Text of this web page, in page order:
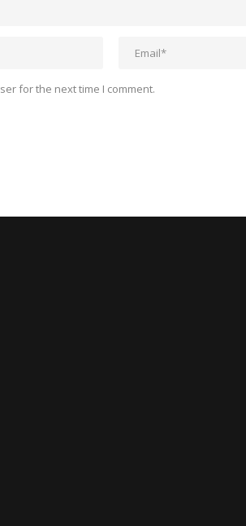
for the next time I comment.